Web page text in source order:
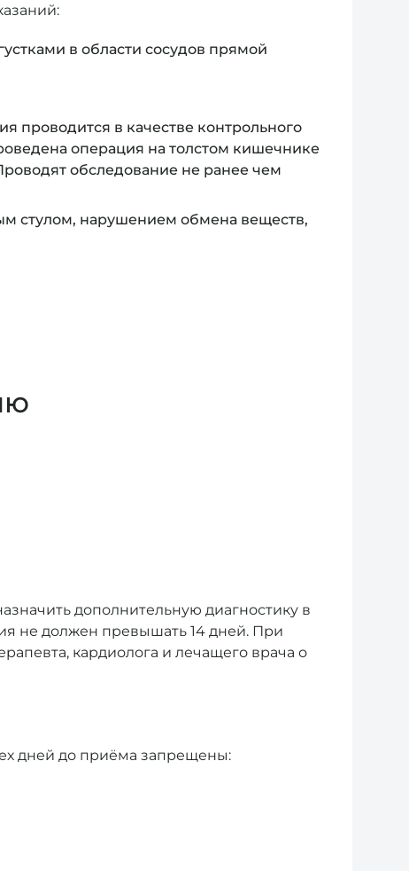
в области сосудов прямой
проводится в качестве контрольного
операция на толстом кишечнике
обследование не ранее чем
стулом, нарушением обмена веществ,
дополнительную диагностику в
не должен превышать 14 дней. При
кардиолога и лечащего врача о
дней до приёма запрещены: